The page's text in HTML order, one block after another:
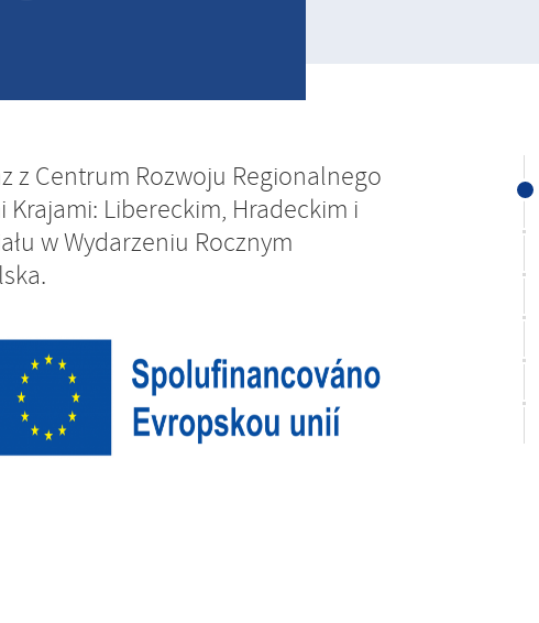
z Centrum Rozwoju Regionalnego
Libereckim, Hradeckim i
w Wydarzeniu Rocznym